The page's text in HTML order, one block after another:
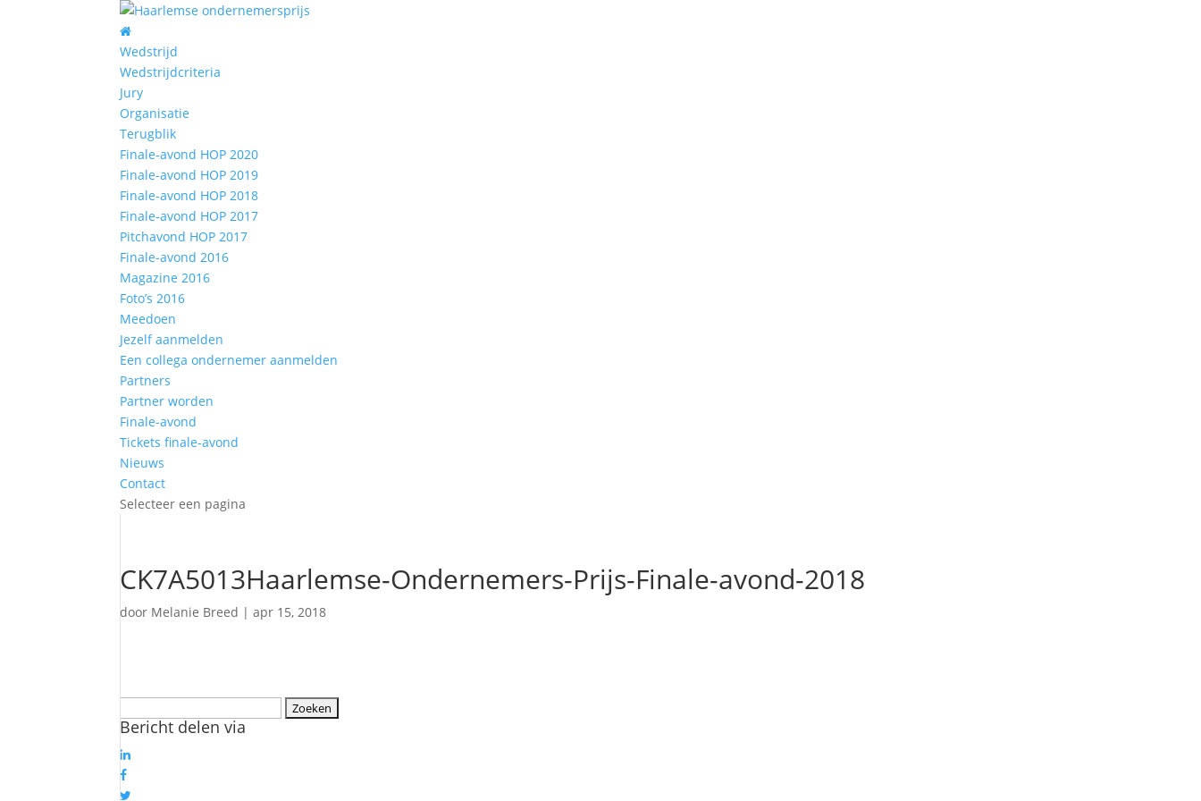
Wedstrijd
Wedstrijdcriteria
Jury
Organisatie
Terugblik
Finale-avond HOP 2020
Finale-avond HOP 2019
Finale-avond HOP 2018
Finale-avond HOP 2017
Pitchavond HOP 2017
Finale-avond 2016
Magazine 2016
Foto’s 2016
Meedoen
Jezelf aanmelden
Een collega ondernemer aanmelden
Partners
Partner worden
Finale-avond
Tickets finale-avond
Nieuws
Contact
Selecteer een pagina
CK7A5013Haarlemse-Ondernemers-Prijs-Finale-avond-2018
door Melanie Breed |apr 15, 2018
naar:
Bericht delen via